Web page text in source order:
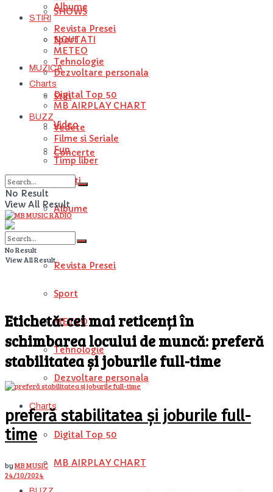
SHOWS
NOUTATI
MUZICA
Stiri
Video
Concerte
Artisti
Albume
STIRI
Revista Presei
Sport
METEO
Tehnologie
Dezvoltare personala
Charts
Digital Top 50
MB AIRPLAY CHART
Albume
STIRI
Revista Presei
Sport
METEO
Tehnologie
Dezvoltare personala
Charts
Digital Top 50
MB AIRPLAY CHART
BUZZ
Vedete
Filme si Seriale
Fun
Timp liber
No Result
View All Result
No Result
View All Result
Etichetă:cei mai reticenți în
schimbarea locului de muncă: preferă
stabilitatea și joburile full-time
preferă stabilitatea și joburile full-
time
byMB MUSIC
24/10/2024